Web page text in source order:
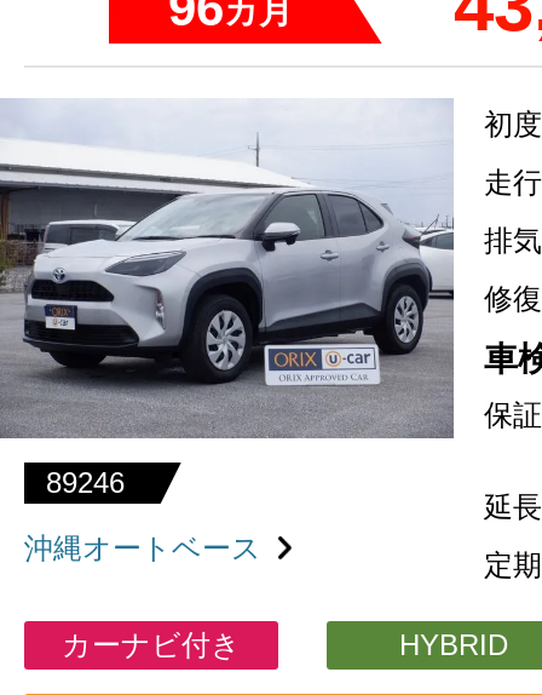
カ月
89246
沖縄オートベース
初
走
排
修
車
保証
延
定
カーナビ付き HYBRID